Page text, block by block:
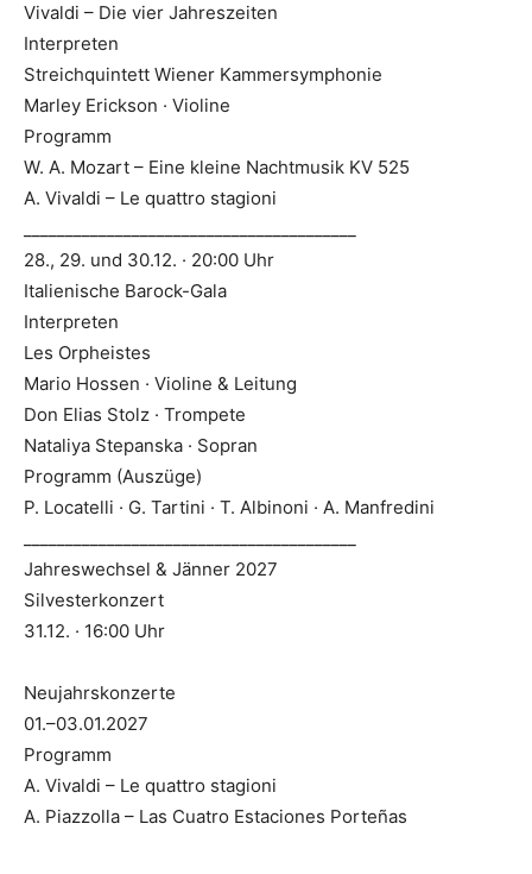
Vivaldi – Die vier Jahreszeiten
Interpreten
Streichquintett Wiener Kammersymphonie
Marley Erickson · Violine
Programm
W. A. Mozart – Eine kleine Nachtmusik KV 525
A. Vivaldi – Le quattro stagioni
28., 29. und 30.12. · 20:00 Uhr
Italienische Barock-Gala
Interpreten
Les Orpheistes
Mario Hossen · Violine & Leitung
Don Elias Stolz · Trompete
Nataliya Stepanska · Sopran
Programm (Auszüge)
P. Locatelli · G. Tartini · T. Albinoni · A. Manfredini
Jahreswechsel & Jänner 2027
Silvesterkonzert
31.12. · 16:00 Uhr
Neujahrskonzerte
01.–03.01.2027
Programm
A. Vivaldi – Le quattro stagioni
A. Piazzolla – Las Cuatro Estaciones Porteñas